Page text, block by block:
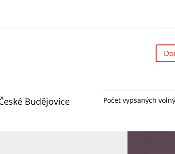
Budějovice Počet vypsaných